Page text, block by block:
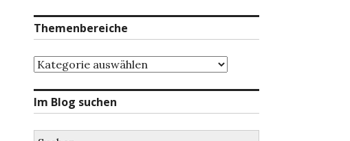
Themenbereiche
Themenbereiche
Im Blog suchen